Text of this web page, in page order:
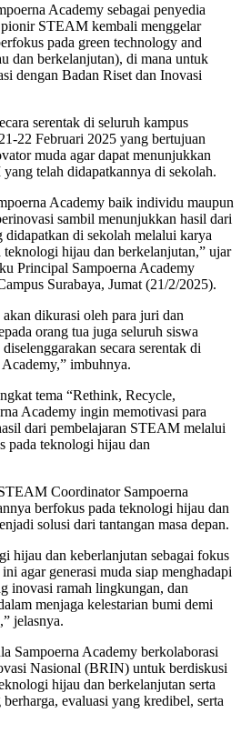
Academy sebagai penyedia
STEAM kembali menggelar
pada green technology and
dan berkelanjutan), di mana untuk
dengan Badan Riset dan Inovasi
serentak di seluruh kampus
22 Februari 2025 yang bertujuan
muda agar dapat menunjukkan
telah didapatkannya di sekolah.
Academy baik individu maupun
sambil menunjukkan hasil dari
di sekolah melalui karya
hijau dan berkelanjutan,” ujar
Principal Sampoerna Academy
Surabaya, Jumat (21/2/2025).
dikurasi oleh para juri dan
orang tua juga seluruh siswa
secara serentak di
imbuhnya.
tema “Rethink, Recycle,
Academy ingin memotivasi para
dari pembelajaran STEAM melalui
pada teknologi hijau dan
Coordinator Sampoerna
berfokus pada teknologi hijau dan
solusi dari tantangan masa depan.
hijau dan keberlanjutan sebagai fokus
agar generasi muda siap menghadapi
inovasi ramah lingkungan, dan
menjaga kelestarian bumi demi
jelasnya.
Sampoerna Academy berkolaborasi
Nasional (BRIN) untuk berdiskusi
hijau dan berkelanjutan serta
evaluasi yang kredibel, serta